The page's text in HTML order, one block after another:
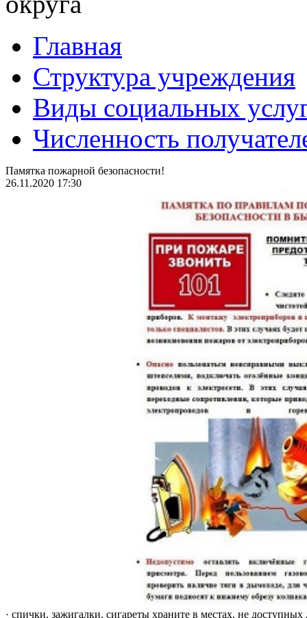
Главная
Структура учреждения
Виды социальных
Численность
Памятка пожарной безопасности!
26.11.2020 17:30
· спички, зажигалки, сигареты храните в местах, не доступных